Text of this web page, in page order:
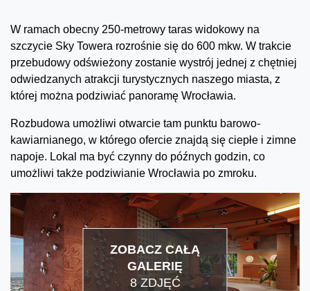
W ramach obecny 250-metrowy taras widokowy na
szczycie Sky Towera rozrośnie się do 600 mkw. W trakcie
przebudowy odświeżony zostanie wystrój jednej z chętniej
odwiedzanych atrakcji turystycznych naszego miasta, z
której można podziwiać panoramę Wrocławia.
Rozbudowa umożliwi otwarcie tam punktu barowo-
kawiarnianego, w którego ofercie znajdą się ciepłe i zimne
napoje. Lokal ma być czynny do późnych godzin, co
umożliwi także podziwianie Wrocławia po zmroku.
ZOBACZ CAŁĄ
GALERIĘ
8 ZDJĘĆ